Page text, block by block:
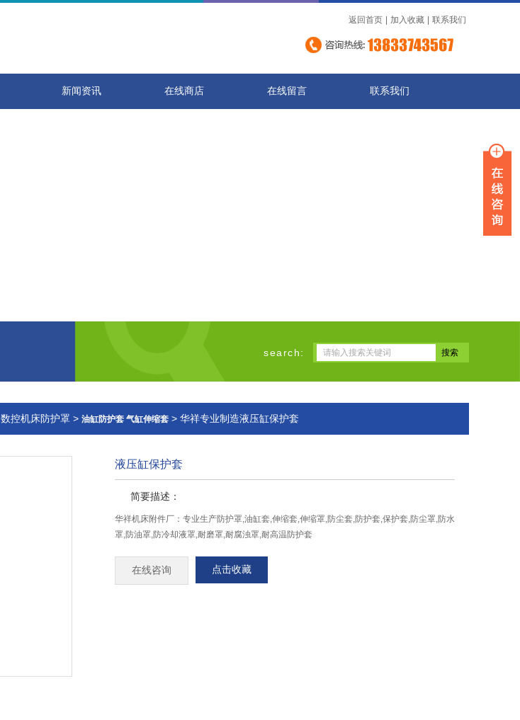
返回首页 加入收藏 联系我们
新闻资讯 在线商店 在线留言 联系我们
search:
数控机床防护罩 > 油缸防护套 气缸伸缩套 > 华祥专业制造液压缸保护套
液压缸保护套
简要描述：
华祥机床附件厂：专业生产防护罩,油缸套,伸缩套,伸缩罩,防尘套,防护套,保护套,防尘罩,防水
罩,防油罩,防冷却液罩,耐磨罩,耐腐浊罩,耐高温防护套
在线咨询 点击收藏